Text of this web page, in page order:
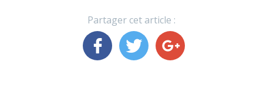
Partager cet article :